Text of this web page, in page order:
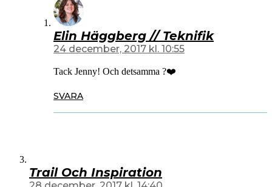
Elin Häggberg // Teknifik
24 december, 2017 kl. 10:55
Tack Jenny! Och detsamma ?❤️
SVARA
Trail Och Inspiration